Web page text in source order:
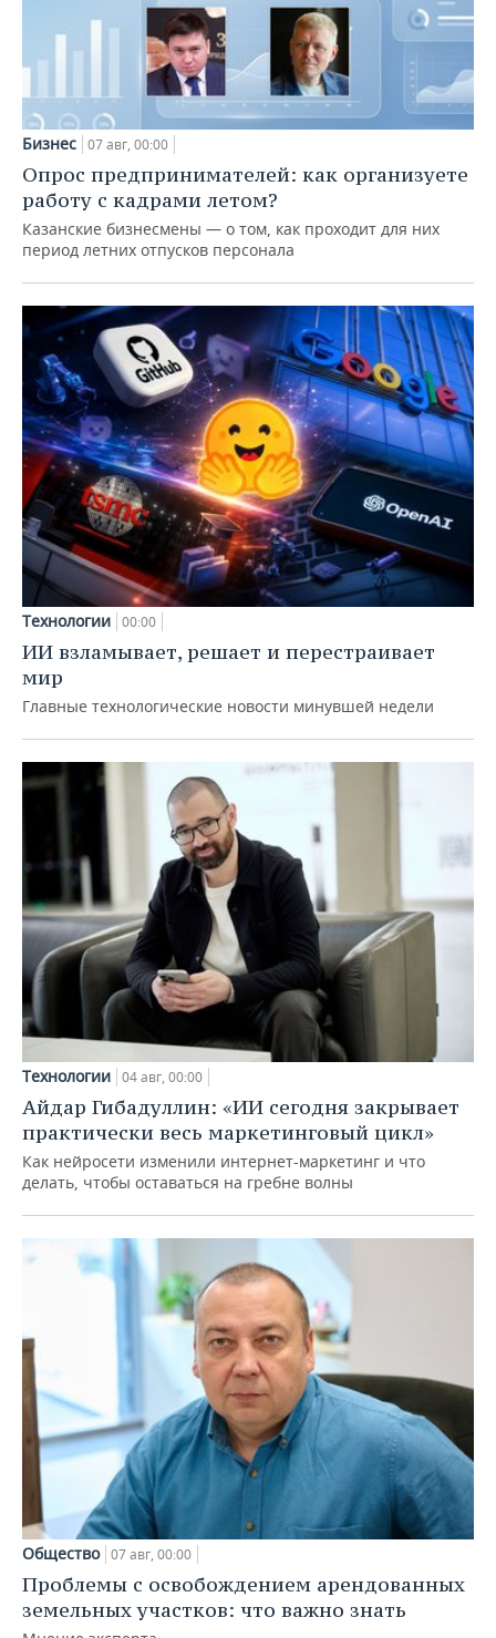
Бизнес 07 авг, 00:00
Опрос предпринимателей: как организуете
работу с кадрами летом?
Казанские бизнесмены — о том, как проходит для них
период летних отпусков персонала
Технологии 00:00
ИИ взламывает, решает и перестраивает
мир
Главные технологические новости минувшей недели
Технологии 04 авг, 00:00
Айдар Гибадуллин: «ИИ сегодня закрывает
практически весь маркетинговый цикл»
Как нейросети изменили интернет-маркетинг и что
делать, чтобы оставаться на гребне волны
Общество 07 авг, 00:00
Проблемы с освобождением арендованных
земельных участков: что важно знать